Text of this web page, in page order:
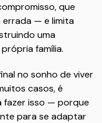
que
errada — e limita
uma
família.
no sonho de viver
casos, é
fazer isso — porque
para se adaptar